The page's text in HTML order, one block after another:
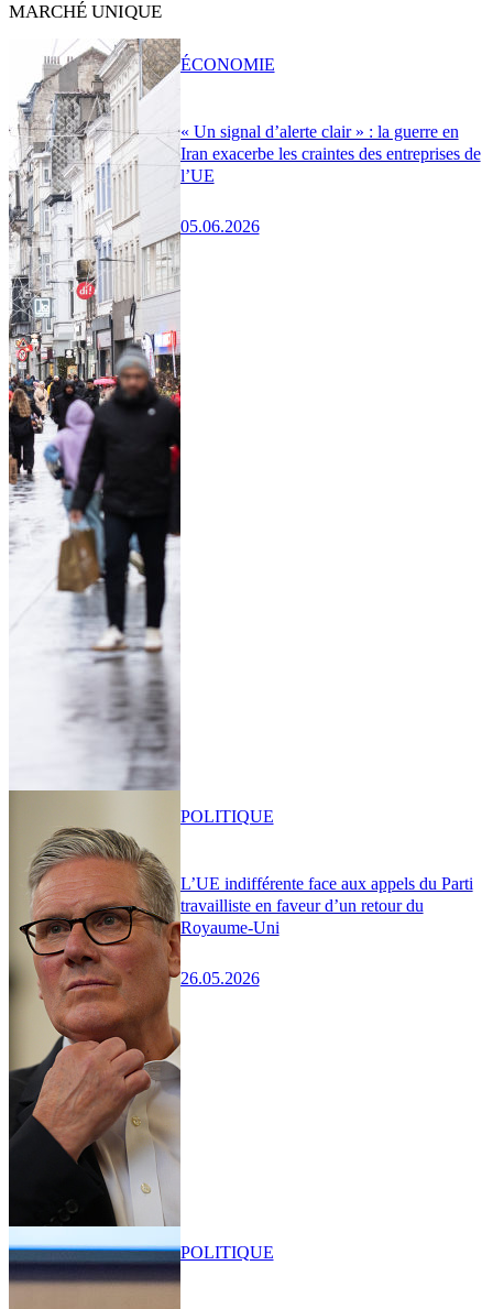
MARCHÉ UNIQUE
« Un signal d’alerte clair » : la guerre en
Iran exacerbe les craintes des entreprises de
l’UE
05.06.2026
ÉCONOMIE
L’UE indifférente face aux appels du Parti
travailliste en faveur d’un retour du
Royaume-Uni
26.05.2026
POLITIQUE
POLITIQUE